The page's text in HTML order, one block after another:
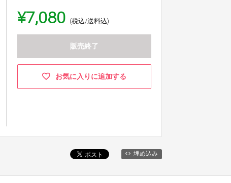
¥7,080 (税込/送料込)
販売終了
お気に入りに追加する
埋め込み